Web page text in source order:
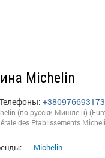
Michelin
+380976693173
(по-русски Мишле н)
des Établissements
Michelin